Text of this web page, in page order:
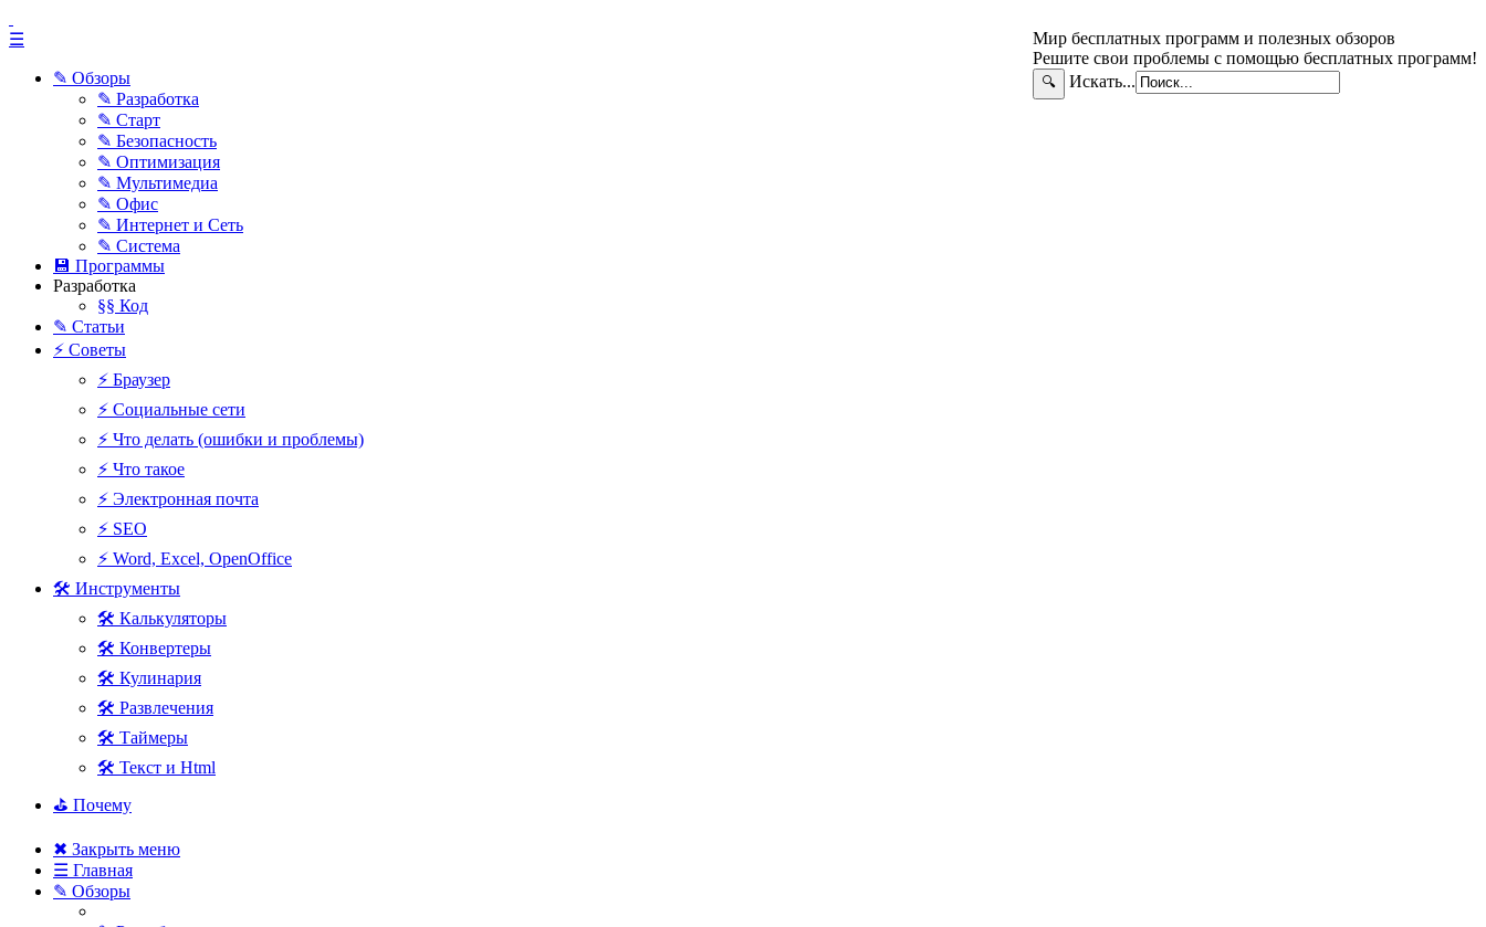
Мир бесплатных программ и полезных обзоров
Решите свои проблемы с помощью бесплатных программ!
🔍 Искать...
☰
✎ Обзоры
✎ Разработка
✎ Старт
✎ Безопасность
✎ Оптимизация
✎ Мультимедиа
✎ Офис
✎ Интернет и Сеть
✎ Система
💾 Программы
Разработка
§§ Код
✎ Статьи
⚡ Советы
⚡ Браузер
⚡ Социальные сети
⚡ Что делать (ошибки и проблемы)
⚡ Что такое
⚡ Электронная почта
⚡ SEO
⚡ Word, Excel, OpenOffice
🛠 Инструменты
🛠 Калькуляторы
🛠 Конвертеры
🛠 Кулинария
🛠 Развлечения
🛠 Таймеры
🛠 Текст и Html
⛳ Почему
✖ Закрыть меню
☰ Главная
✎ Обзоры